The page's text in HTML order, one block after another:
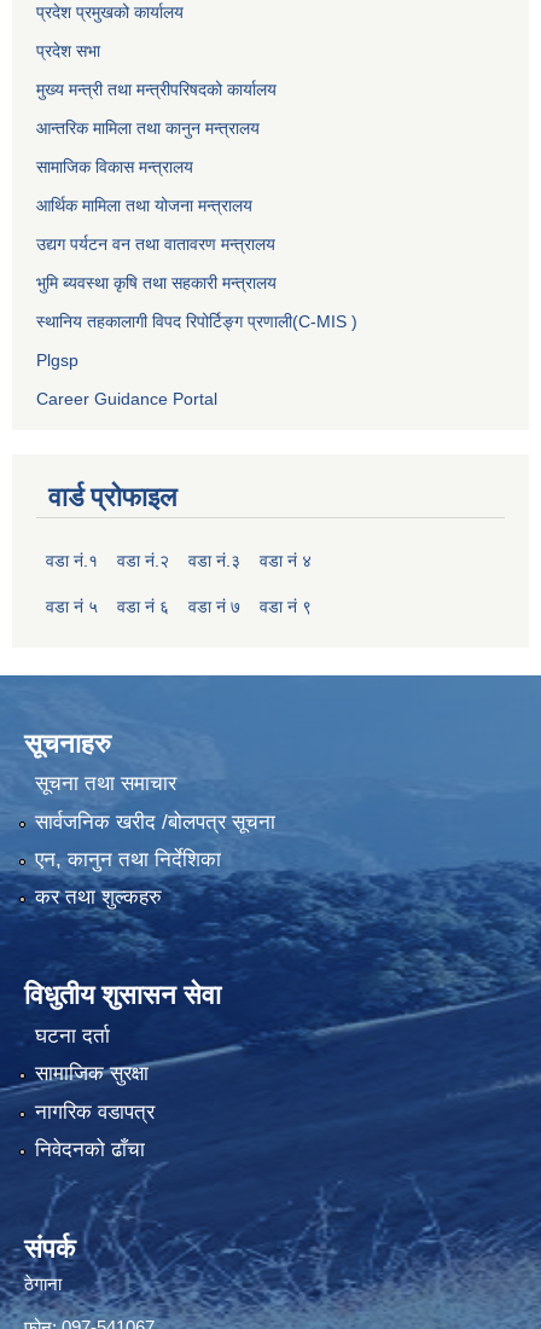
प्रदेश प्रमुखको कार्यालय
प्रदेश सभा
मुख्य मन्त्री तथा मन्त्रीपरिषदको कार्यालय
आन्तरिक मामिला तथा कानुन मन्त्रालय
सामाजिक विकास मन्त्रालय
आर्थिक मामिला तथा योजना मन्त्रालय
उद्यग पर्यटन वन तथा वातावरण मन्त्रालय
भुमि ब्यवस्था कृषि तथा सहकारी मन्त्रालय
स्थानिय तहकालागी विपद रिपोर्टिङ्ग प्रणाली(C-MIS )
Plgsp
Career Guidance Portal
वार्ड प्रोफाइल
वडा नं.१ वडा नं.२ वडा नं.३ वडा नं ४
वडा नं ५ वडा नं ६ वडा नं ७ वडा नं ९
सूचनाहरु
सूचना तथा समाचार
सार्वजनिक खरीद /बोलपत्र सूचना
एन, कानुन तथा निर्देशिका
कर तथा शुल्कहरु
विधुतीय शुसासन सेवा
घटना दर्ता
सामाजिक सुरक्षा
नागरिक वडापत्र
निवेदनको ढाँचा
संपर्क
ठेगाना